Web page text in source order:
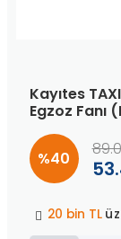
Kayıtes
Egzoz Fanı
%40
20 bin TL
40 bin TL